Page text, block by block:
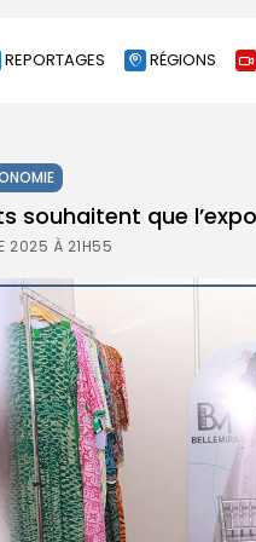
REPORTAGES RÉGIONS
souhaitent que
2025 À 21H55